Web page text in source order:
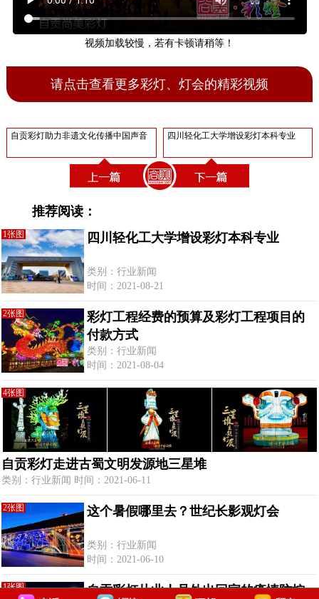
视频加载较慢，若有卡顿请稍等！
请点击查看更多彩灯、灯会的精彩视频
自贡彩灯助力非遗文化传播中国声音 四川轻化工大学增设彩灯本科专业
推荐阅读：
1张图 四川轻化工大学增设彩灯本科专业
类别：行业新闻
时间：2021-08-21
2张图
彩灯工程经费的预算及彩灯工程项目的
付款方式
类别：行业新闻
时间：2021-08-04
4张图
自贡彩灯走进古蜀文明发源地三星堆
类别：行业新闻 时间：2021-06-11
2张图 这个暑假哪里去？世纪长影观灯会
类别：行业新闻
时间：2021-06-10
1张图 自贡彩灯从业人员外出回家的疫情防控